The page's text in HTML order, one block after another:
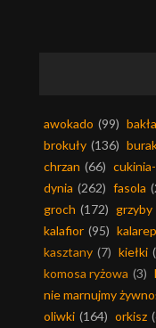
awokado (99)
brokuły (136)
chrzan (66)
dynia (262) fasola
groch (172) grzyby
kalafior (95)
kasztany (7) kiełki
komosa ryżowa (3)
nie marnujmy
oliwki (164) orkisz